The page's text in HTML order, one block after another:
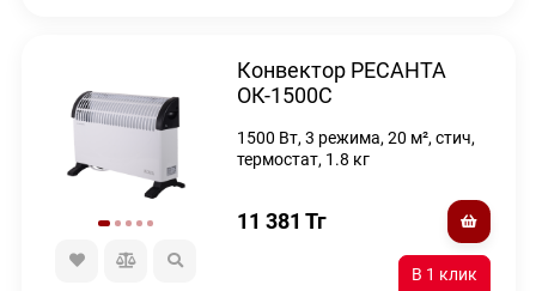
Конвектор РЕСАНТА
ОК-1500С
1500 Вт, 3 режима, 20 м², стич,
термостат, 1.8 кг
11 381 Тг